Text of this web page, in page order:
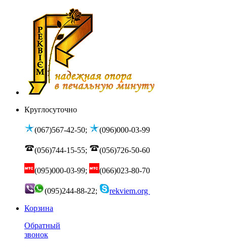
Круглосуточно
(067)567-42-50; (096)000-03-99
(056)744-15-55; (056)726-50-60
(095)000-03-99; (066)023-80-70
(095)244-88-22;
rekviem.org
Корзина
Обратный
звонок